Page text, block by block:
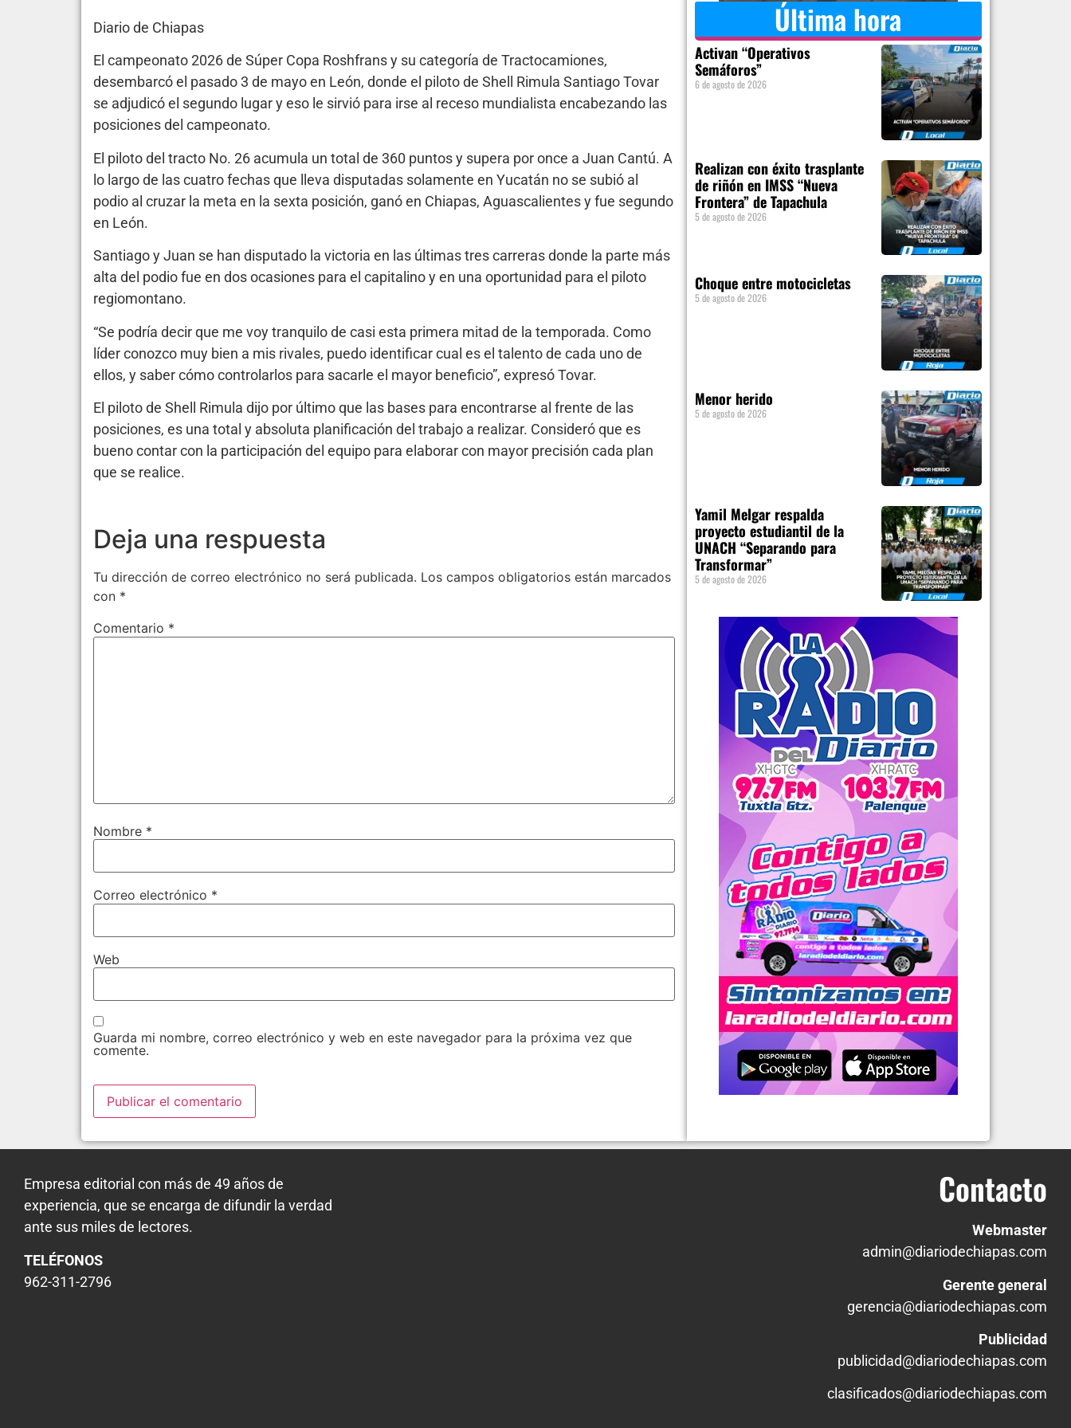
Diario de Chiapas
El campeonato 2026 de Súper Copa Roshfrans y su categoría de Tractocamiones,
desembarcó el pasado 3 de mayo en León, donde el piloto de Shell Rimula Santiago Tovar
se adjudicó el segundo lugar y eso le sirvió para irse al receso mundialista encabezando las
posiciones del campeonato.
El piloto del tracto No. 26 acumula un total de 360 puntos y supera por once a Juan Cantú. A
lo largo de las cuatro fechas que lleva disputadas solamente en Yucatán no se subió al
podio al cruzar la meta en la sexta posición, ganó en Chiapas, Aguascalientes y fue segundo
en León.
Santiago y Juan se han disputado la victoria en las últimas tres carreras donde la parte más
alta del podio fue en dos ocasiones para el capitalino y en una oportunidad para el piloto
regiomontano.
“Se podría decir que me voy tranquilo de casi esta primera mitad de la temporada. Como
líder conozco muy bien a mis rivales, puedo identificar cual es el talento de cada uno de
ellos, y saber cómo controlarlos para sacarle el mayor beneficio”, expresó Tovar.
El piloto de Shell Rimula dijo por último que las bases para encontrarse al frente de las
posiciones, es una total y absoluta planificación del trabajo a realizar. Consideró que es
bueno contar con la participación del equipo para elaborar con mayor precisión cada plan
que se realice.
Deja una respuesta
Tu dirección de correo electrónico no será publicada. Los campos obligatorios están marcados
con *
Comentario *
Nombre *
Correo electrónico *
Web
Guarda mi nombre, correo electrónico y web en este navegador para la próxima vez que
comente.
Última hora
Activan “Operativos
Semáforos”
6 de agosto de 2026
Realizan con éxito trasplante
de riñón en IMSS “Nueva
Frontera” de Tapachula
5 de agosto de 2026
Choque entre motocicletas
5 de agosto de 2026
Menor herido
5 de agosto de 2026
Yamil Melgar respalda
proyecto estudiantil de la
UNACH “Separando para
Transformar”
5 de agosto de 2026
Empresa editorial con más de 49 años de
experiencia, que se encarga de difundir la verdad
ante sus miles de lectores.
TELÉFONOS
962-311-2796
Contacto
Webmaster
admin@diariodechiapas.com
Gerente general
gerencia@diariodechiapas.com
Publicidad
publicidad@diariodechiapas.com
clasificados@diariodechiapas.com